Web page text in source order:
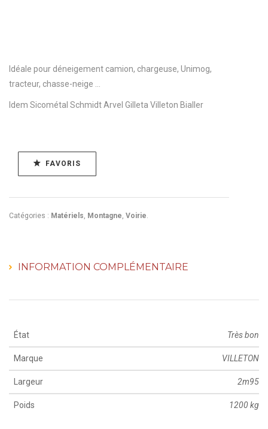
Idéale pour déneigement camion, chargeuse, Unimog,
tracteur, chasse-neige …
Idem Sicométal Schmidt Arvel Gilleta Villeton Bialler
FAVORIS
Catégories : Matériels, Montagne, Voirie.
INFORMATION COMPLÉMENTAIRE
État Très bon
Marque VILLETON
Largeur 2m95
Poids 1200 kg